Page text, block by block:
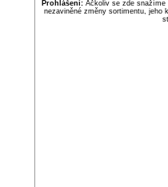
Prohlášení:Ačkoliv se zde snažíme
nezaviněné změny sortimentu, jeho